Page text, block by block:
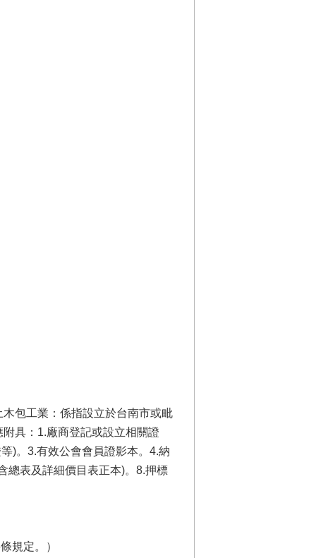
包工業：係指設立於台南市或毗
具：1.廠商登記或設立相關證
)。3.有效公會會員證影本。4.納
總表及詳細價目表正本)。8.押標
規定。）